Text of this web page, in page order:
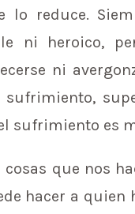
lo reduce.
ni heroico,
ni
sufrimiento es
cosas que nos
hacer a